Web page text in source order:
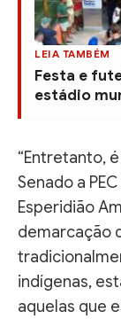
LEIA TAMBÉM
Festa e
estádio
“Entretanto,
Senado a
Esperidião
demarcação
indígenas,
aquelas que